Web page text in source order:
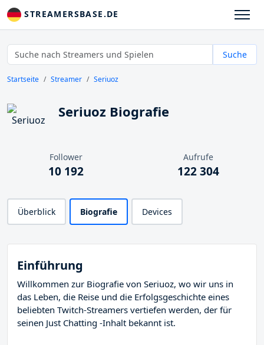
STREAMERSBASE.DE
Suche
Startseite Streamer Seriuoz
Seriuoz Biografie
Follower
10 192
Aufrufe
122 304
Überblick Biografie Devices
Einführung
Willkommen zur Biografie von Seriuoz, wo wir uns in
das Leben, die Reise und die Erfolgsgeschichte eines
beliebten Twitch-Streamers vertiefen werden, der für
seinen Just Chatting -Inhalt bekannt ist.